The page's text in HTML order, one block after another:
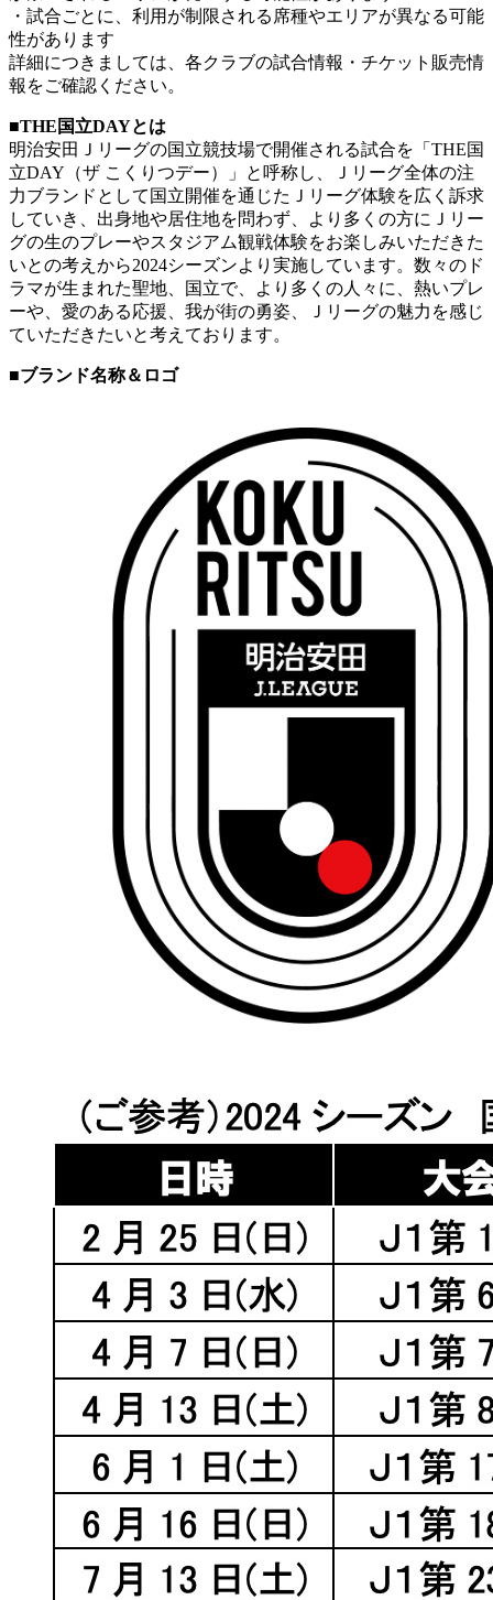
・試合ごとに、利用が制限される席種やエリアが異なる可能
性があります
詳細につきましては、各クラブの試合情報・チケット販売情
報をご確認ください。
■THE国立DAYとは
明治安田Ｊリーグの国立競技場で開催される試合を「THE国
立DAY（ザ こくりつデー）」と呼称し、Ｊリーグ全体の注
力ブランドとして国立開催を通じたＪリーグ体験を広く訴求
していき、出身地や居住地を問わず、より多くの方にＪリー
グの生のプレーやスタジアム観戦体験をお楽しみいただきた
いとの考えから2024シーズンより実施しています。数々のド
ラマが生まれた聖地、国立で、より多くの人々に、熱いプレ
ーや、愛のある応援、我が街の勇姿、Ｊリーグの魅力を感じ
ていただきたいと考えております。
■ブランド名称＆ロゴ